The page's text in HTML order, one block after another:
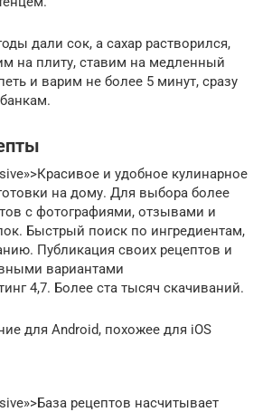
дали сок, а сахар растворился,
на плиту, ставим на медленный
и варим не более 5 минут, сразу
и удобное кулинарное
на дому. Для выбора более
с фотографиями, отзывами и
Быстрый поиск по ингредиентам,
Публикация своих рецептов и
вариантами
4,7. Более ста тысяч скачиваний.
для Android, похожее для iOS
рецептов насчитывает